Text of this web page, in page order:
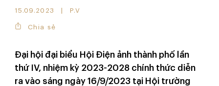
15.09.2023 P.V
Chia sẻ
Đại hội đại biểu Hội Điện ảnh thành phố lần
thứ IV, nhiệm kỳ 2023-2028 chính thức diễn
ra vào sáng ngày 16/9/2023 tại Hội trường